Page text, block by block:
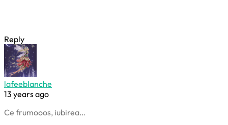
Reply
lafeeblanche
13 years ago
Ce frumooos, iubirea…